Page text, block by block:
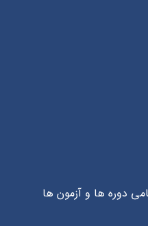
دوره ها و آزمون ها